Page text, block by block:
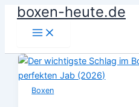
Zumboxen-heute.de
Boxen